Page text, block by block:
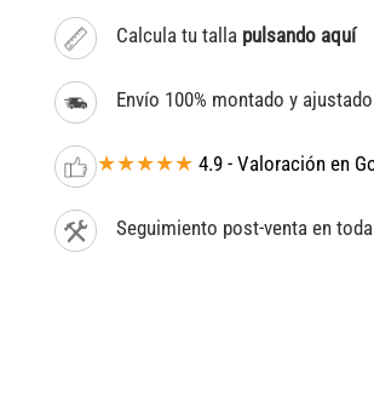
Calcula tu talla pulsando aquí
Envío 100% montado y ajustado
★★★★★ 4.9 - Valoración en
Seguimiento post-venta en